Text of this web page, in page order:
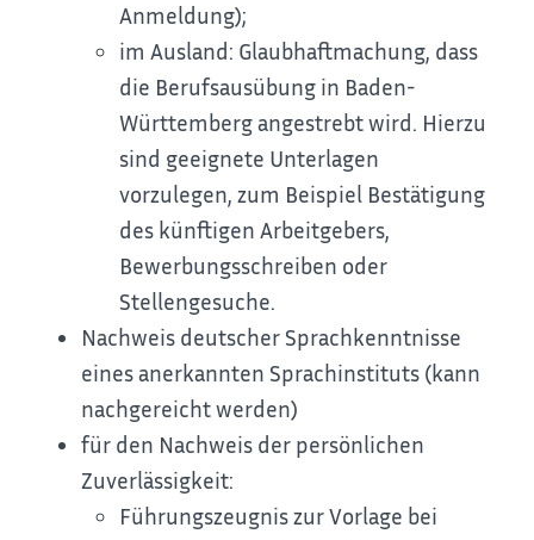
Anmeldung);
im Ausland: Glaubhaftmachung, dass
die Berufsausübung in Baden-
Württemberg angestrebt wird. Hierzu
sind geeignete Unterlagen
vorzulegen, zum Beispiel Bestätigung
des künftigen Arbeitgebers,
Bewerbungsschreiben oder
Stellengesuche.
Nachweis deutscher Sprachkenntnisse
eines anerkannten Sprachinstituts (kann
nachgereicht werden)
für den Nachweis der persönlichen
Zuverlässigkeit:
Führungszeugnis zur Vorlage bei